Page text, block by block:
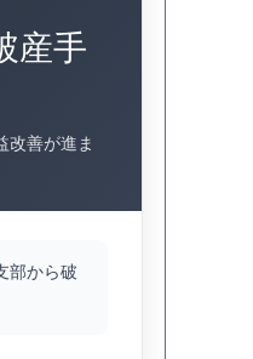
産手
改善が進ま
部から破